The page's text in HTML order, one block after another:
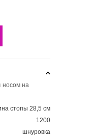
носом на
стопы 28,5 см
1200
шнуровка